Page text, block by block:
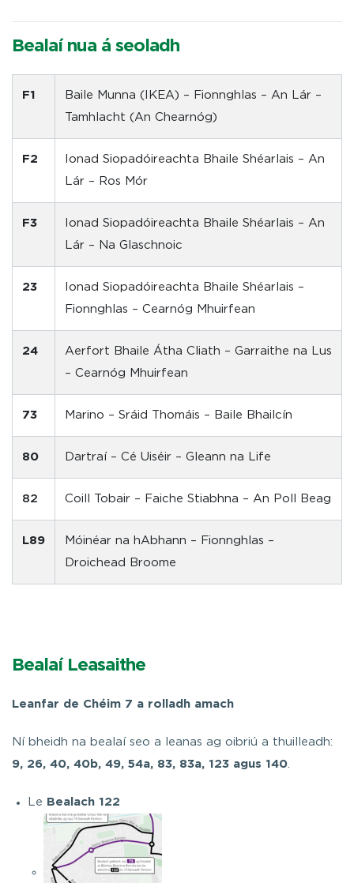
Bealaí nua á seoladh
F1 Baile Munna (IKEA) – Fionnghlas – An Lár –
Tamhlacht (An Chearnóg)
F2 Ionad Siopadóireachta Bhaile Shéarlais – An
Lár – Ros Mór
F3 Ionad Siopadóireachta Bhaile Shéarlais – An
Lár – Na Glaschnoic
23 Ionad Siopadóireachta Bhaile Shéarlais –
Fionnghlas – Cearnóg Mhuirfean
24 Aerfort Bhaile Átha Cliath – Garraithe na Lus
– Cearnóg Mhuirfean
73 Marino – Sráid Thomáis – Baile Bhailcín
80 Dartraí – Cé Uiséir – Gleann na Life
82 Coill Tobair – Faiche Stiabhna – An Poll Beag
L89 Móinéar na hAbhann – Fionnghlas –
Droichead Broome
Bealaí Leasaithe
Leanfar de Chéim 7 a rolladh amach
Ní bheidh na bealaí seo a leanas ag oibriú a thuilleadh:
9, 26, 40, 40b, 49, 54a, 83, 83a, 123 agus 140
Le Bealach 122